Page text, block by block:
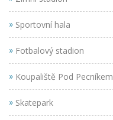
» Sportovní hala
» Fotbalový stadion
» Koupaliště Pod Pecníkem
» Skatepark